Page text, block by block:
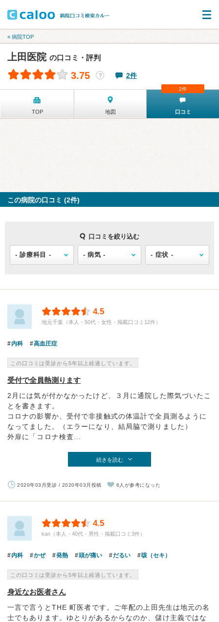
« 病院TOP
上田医院 の口コミ・評判
3.75 ？ 2件
TOP 地図 口コミ
2件
この病院の口コミ (2件)
口コミを絞り込む
4.5
地元千葉（本人・50代・女性・掲載口コミ12件）
内科 高血圧症
この口コミは受診から5年以上経過しています。
受付で全員熱測ります
2月には気が付かなかったけど、３月に通院した際気づいたこ
とを書きます。
コロナの影響か、受付で非接触式の体温計で全員測るように
なってました。（エラーになり、結局脇で測りました）
外扉に「コロナ検査...
続きを読む
2020年03月受診 / 2020年03月投稿 6人が参考になった
4.5
kan（本人・40代・男性・掲載口コミ3件）
内科 かぜ 発熱 頭が痛い だるい 咳（セキ）
この口コミは受診から5年以上経過しています。
身近なお医者さん
一言で言うとTHE 町医者です。ご年配の上田先生は地元の名
士でもあります。ゆとりがあるからなのか、儲け主義ではな